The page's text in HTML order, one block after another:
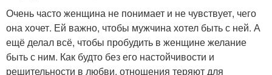
Очень часто женщина не понимает и не чувствует, чего
она хочет. Ей важно, чтобы мужчина хотел быть с ней. А
ещё делал всё, чтобы пробудить в женщине желание
быть с ним. Как будто без его настойчивости и
решительности в любви, отношения теряют для